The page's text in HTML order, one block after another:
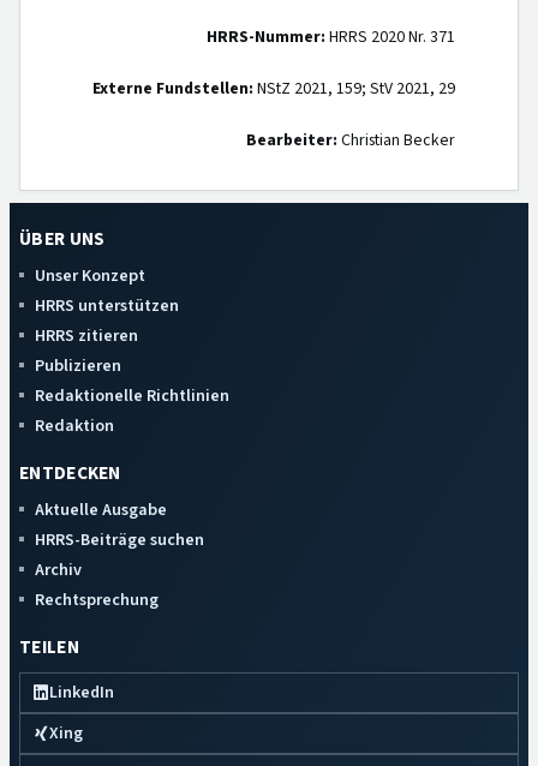
HRRS-Nummer: HRRS 2020 Nr. 371
Externe Fundstellen: NStZ 2021, 159; StV 2021, 29
Bearbeiter: Christian Becker
ÜBER UNS
Unser Konzept
HRRS unterstützen
HRRS zitieren
Publizieren
Redaktionelle Richtlinien
Redaktion
ENTDECKEN
Aktuelle Ausgabe
HRRS-Beiträge suchen
Archiv
Rechtsprechung
TEILEN
LinkedIn
Xing